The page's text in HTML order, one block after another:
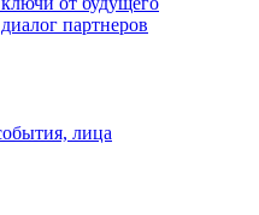
партнеров
лица